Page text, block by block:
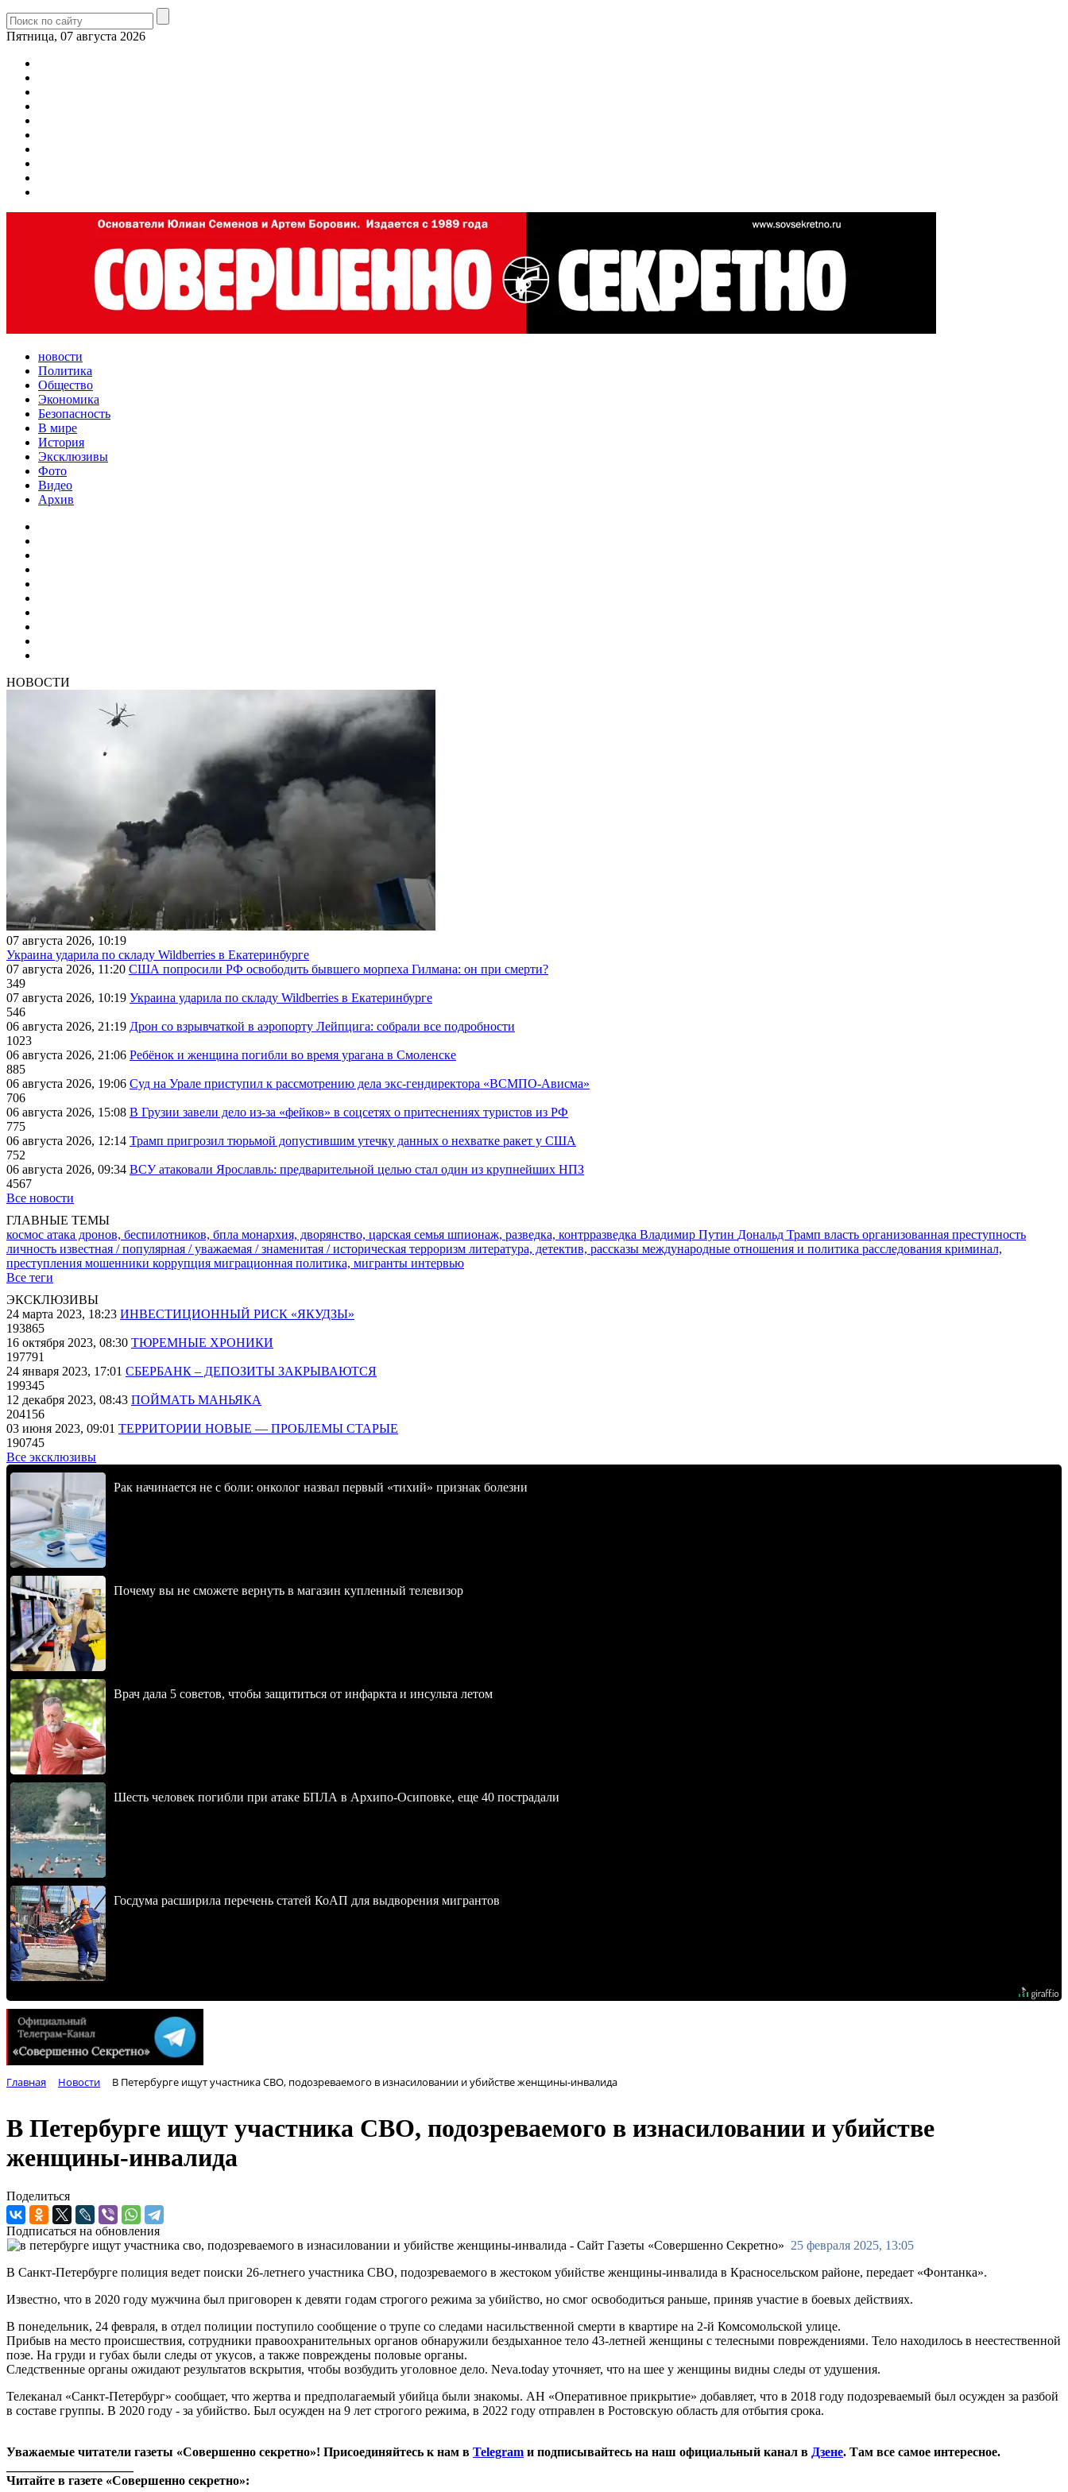
Пятница, 07 августа 2026
новости
Политика
Общество
Экономика
Безопасность
В мире
История
Эксклюзивы
Фото
Видео
Архив
НОВОСТИ
07 августа 2026, 10:19
Украина ударила по складу Wildberries в Екатеринбурге
07 августа 2026, 11:20 США попросили РФ освободить бывшего морпеха Гилмана: он при смерти?
349
07 августа 2026, 10:19 Украина ударила по складу Wildberries в Екатеринбурге
546
06 августа 2026, 21:19 Дрон со взрывчаткой в аэропорту Лейпцига: собрали все подробности
1023
06 августа 2026, 21:06 Ребёнок и женщина погибли во время урагана в Смоленске
885
06 августа 2026, 19:06 Суд на Урале приступил к рассмотрению дела экс-гендиректора «ВСМПО-Ависма»
706
06 августа 2026, 15:08 В Грузии завели дело из-за «фейков» в соцсетях о притеснениях туристов из РФ
775
06 августа 2026, 12:14 Трамп пригрозил тюрьмой допустившим утечку данных о нехватке ракет у США
752
06 августа 2026, 09:34 ВСУ атаковали Ярославль: предварительной целью стал один из крупнейших НПЗ
4567
Все новости
ГЛАВНЫЕ ТЕМЫ
космос атака дронов, беспилотников, бпла монархия, дворянство, царская семья шпионаж, разведка, контрразведка Владимир Путин Дональд Трамп власть организованная преступность
личность известная / популярная / уважаемая / знаменитая / историческая терроризм литература, детектив, рассказы международные отношения и политика расследования криминал,
преступления мошенники коррупция миграционная политика, мигранты интервью
Все теги
ЭКСКЛЮЗИВЫ
24 марта 2023, 18:23 ИНВЕСТИЦИОННЫЙ РИСК «ЯКУДЗЫ»
193865
16 октября 2023, 08:30 ТЮРЕМНЫЕ ХРОНИКИ
197791
24 января 2023, 17:01 СБЕРБАНК – ДЕПОЗИТЫ ЗАКРЫВАЮТСЯ
199345
12 декабря 2023, 08:43 ПОЙМАТЬ МАНЬЯКА
204156
03 июня 2023, 09:01 ТЕРРИТОРИИ НОВЫЕ — ПРОБЛЕМЫ СТАРЫЕ
190745
Все эксклюзивы
Рак начинается не с боли: онколог назвал первый «тихий» признак болезни
Почему вы не сможете вернуть в магазин купленный телевизор
Врач дала 5 советов, чтобы защититься от инфаркта и инсульта летом
Шесть человек погибли при атаке БПЛА в Архипо-Осиповке, еще 40 пострадали
Госдума расширила перечень статей КоАП для выдворения мигрантов
Главная Новости В Петербурге ищут участника СВО, подозреваемого в изнасиловании и убийстве женщины-инвалида
В Петербурге ищут участника СВО, подозреваемого в изнасиловании и убийстве
женщины-инвалида
Поделиться
Подписаться на обновления
25 февраля 2025, 13:05
В Санкт-Петербурге полиция ведет поиски 26-летнего участника СВО, подозреваемого в жестоком убийстве женщины-инвалида в Красносельском районе, передает «Фонтанка».
Известно, что в 2020 году мужчина был приговорен к девяти годам строгого режима за убийство, но смог освободиться раньше, приняв участие в боевых действиях.
В понедельник, 24 февраля, в отдел полиции поступило сообщение о трупе со следами насильственной смерти в квартире на 2-й Комсомольской улице.
Прибыв на место происшествия, сотрудники правоохранительных органов обнаружили бездыханное тело 43-летней женщины с телесными повреждениями. Тело находилось в неестественной
позе. На груди и губах были следы от укусов, а также повреждены половые органы.
Следственные органы ожидают результатов вскрытия, чтобы возбудить уголовное дело. Neva.today уточняет, что на шее у женщины видны следы от удушения.
Телеканал «Санкт-Петербург» сообщает, что жертва и предполагаемый убийца были знакомы. АН «Оперативное прикрытие» добавляет, что в 2018 году подозреваемый был осужден за разбой
в составе группы. В 2020 году - за убийство. Был осужден на 9 лет строгого режима, в 2022 году отправлен в Ростовскую область для отбытия срока.
Уважаемые читатели газеты «Совершенно секретно»! Присоединяйтесь к нам в Telegram и подписывайтесь на наш официальный канал в Дзене. Там все самое интересное.
Читайте в газете «Совершенно секретно»: